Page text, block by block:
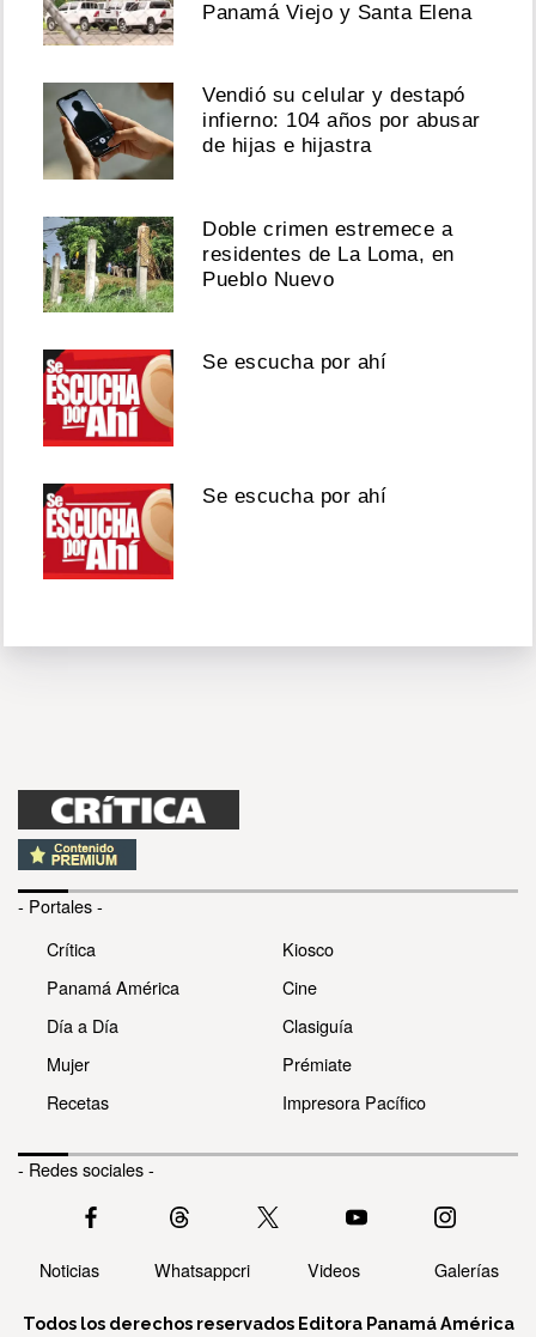
Panamá Viejo y Santa Elena
Vendió su celular y destapó
infierno: 104 años por abusar
de hijas e hijastra
Doble crimen estremece a
residentes de La Loma, en
Pueblo Nuevo
Se escucha por ahí
Se escucha por ahí
- Portales -
Crítica
Panamá América
Día a Día
Mujer
Recetas
Kiosco
Cine
Clasiguía
Prémiate
Impresora Pacífico
- Redes sociales -
Noticias Whatsappcri Videos Galerías
Todos los derechos reservados Editora Panamá América